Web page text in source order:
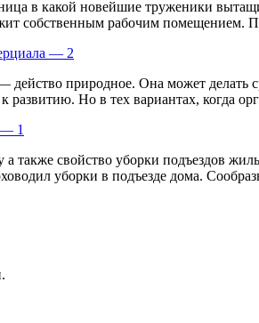
в какой новейшие труженики
собственным рабочим помещением.
— 2
действо природное. Она может
развитию. Но в тех вариантах, когда
— 1
также свойство уборки подъездов
уборки в подъезде дома.